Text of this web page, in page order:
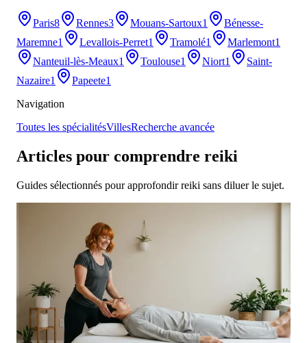
Paris8 Rennes3 Mouans-Sartoux1
Bénesse-
Maremne1 Levallois-Perret1 Tramolé1 Marlemont1
Nanteuil-lès-Meaux1 Toulouse1 Niort1
Saint-
Nazaire1 Papeete1
Navigation
Toutes les spécialitésVillesRecherche avancée
Articles pour comprendre reiki
Guides sélectionnés pour approfondir reiki sans diluer le sujet.